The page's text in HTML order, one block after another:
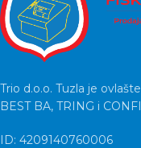
Trio d.o.o. Tuzla je
BEST BA, TRING i
ID: 4209140760006